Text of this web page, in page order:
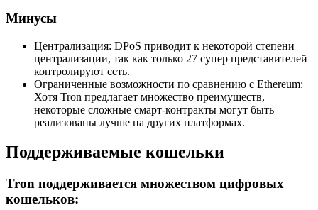
Минусы
Централизация: DPoS приводит к некоторой степени
централизации, так как только 27 супер представителей
контролируют сеть.
Ограниченные возможности по сравнению с Ethereum:
Хотя Tron предлагает множество преимуществ,
некоторые сложные смарт-контракты могут быть
реализованы лучше на других платформах.
Поддерживаемые кошельки
Tron поддерживается множеством цифровых
кошельков: